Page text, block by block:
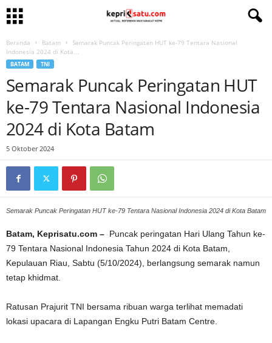
Beranda Batam
Semarak Puncak Peringatan HUT ke-79 Tentara Nasional
Indonesia 2024 di Kota...
BATAM TNI
Semarak Puncak Peringatan HUT
ke-79 Tentara Nasional Indonesia
2024 di Kota Batam
5 Oktober 2024
Semarak Puncak Peringatan HUT ke-79 Tentara Nasional Indonesia 2024 di Kota Batam
Batam, Keprisatu.com – Puncak peringatan Hari Ulang Tahun ke-
79 Tentara Nasional Indonesia Tahun 2024 di Kota Batam,
Kepulauan Riau, Sabtu (5/10/2024), berlangsung semarak namun
tetap khidmat.
Ratusan Prajurit TNI bersama ribuan warga terlihat memadati
lokasi upacara di Lapangan Engku Putri Batam Centre.